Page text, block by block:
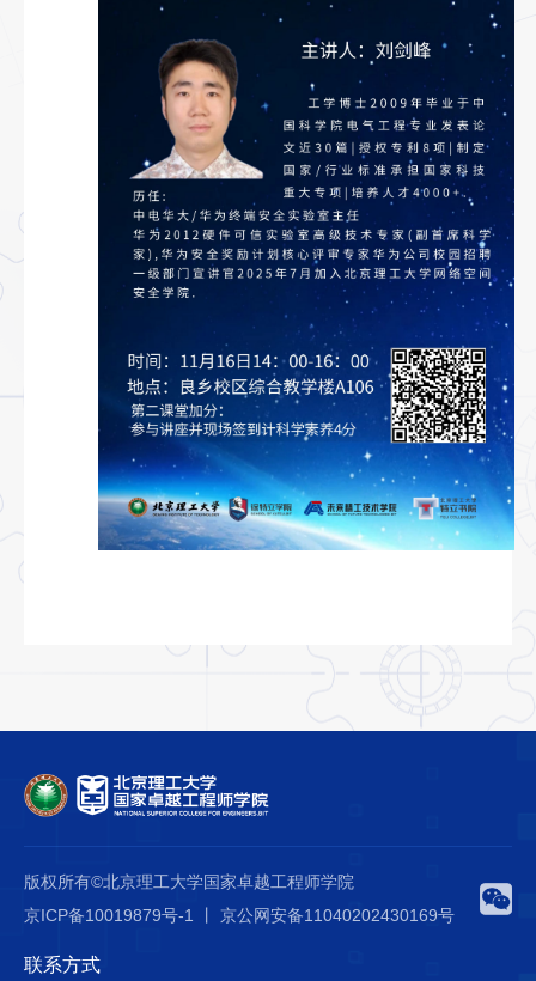
版权所有©北京理工大学国家卓越工程师学院
京ICP备10019879号-1 丨 京公网安备11040202430169号
联系方式